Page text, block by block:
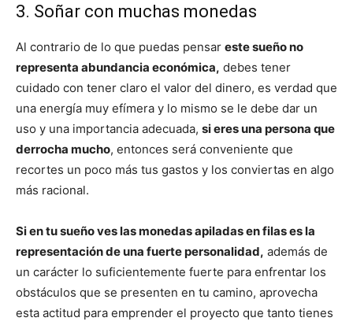
3. Soñar con muchas monedas
Al contrario de lo que puedas pensar este sueño no
representa abundancia económica, debes tener
cuidado con tener claro el valor del dinero, es verdad que
una energía muy efímera y lo mismo se le debe dar un
uso y una importancia adecuada, si eres una persona que
derrocha mucho, entonces será conveniente que
recortes un poco más tus gastos y los conviertas en algo
más racional.
Si en tu sueño ves las monedas apiladas en filas es la
representación de una fuerte personalidad, además de
un carácter lo suficientemente fuerte para enfrentar los
obstáculos que se presenten en tu camino, aprovecha
esta actitud para emprender el proyecto que tanto tienes